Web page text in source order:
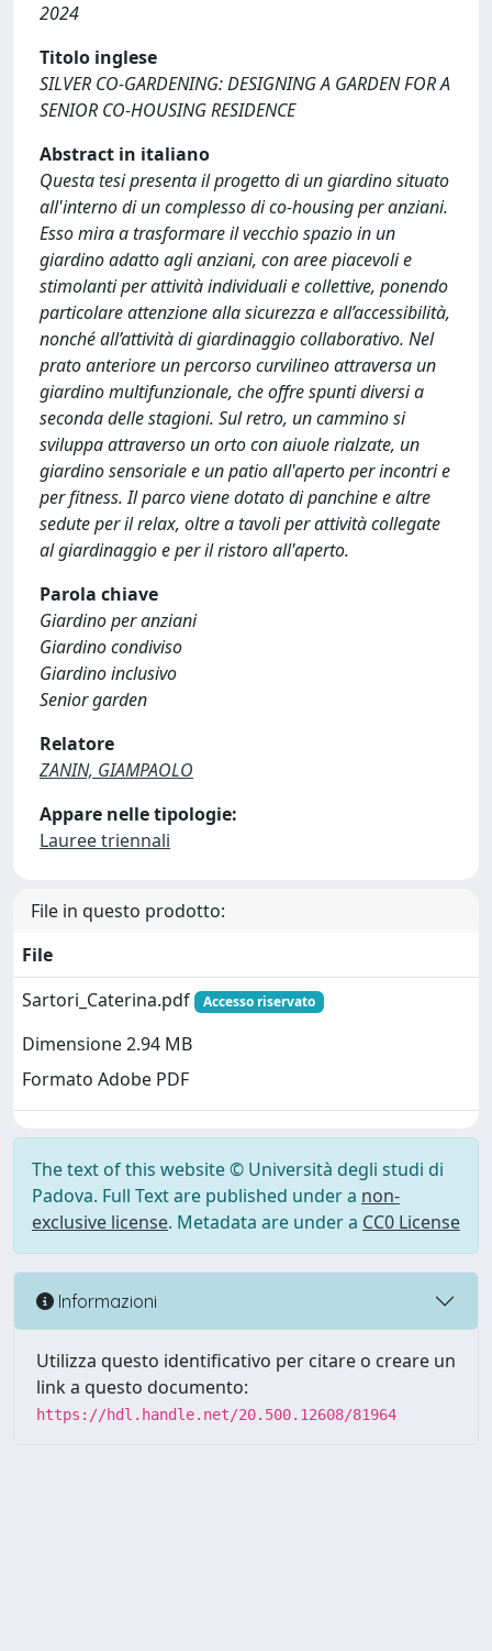
2024
Titolo inglese
SILVER CO-GARDENING: DESIGNING A GARDEN FOR A
SENIOR CO-HOUSING RESIDENCE
Abstract in italiano
Questa tesi presenta il progetto di un giardino situato
all'interno di un complesso di co-housing per anziani.
Esso mira a trasformare il vecchio spazio in un
giardino adatto agli anziani, con aree piacevoli e
stimolanti per attività individuali e collettive, ponendo
particolare attenzione alla sicurezza e all’accessibilità,
nonché all’attività di giardinaggio collaborativo. Nel
prato anteriore un percorso curvilineo attraversa un
giardino multifunzionale, che offre spunti diversi a
seconda delle stagioni. Sul retro, un cammino si
sviluppa attraverso un orto con aiuole rialzate, un
giardino sensoriale e un patio all'aperto per incontri e
per fitness. Il parco viene dotato di panchine e altre
sedute per il relax, oltre a tavoli per attività collegate
al giardinaggio e per il ristoro all'aperto.
Parola chiave
Giardino per anziani
Giardino condiviso
Giardino inclusivo
Senior garden
Relatore
ZANIN, GIAMPAOLO
Appare nelle tipologie:
Lauree triennali
File in questo prodotto:
File
Sartori_Caterina.pdf
Accesso riservato
Dimensione 2.94 MB
Formato Adobe PDF
The text of this website © Università degli studi di
Padova. Full Text are published under a non-
exclusive license. Metadata are under a CC0 License
Informazioni
Utilizza questo identificativo per citare o creare un
link a questo documento:
https://hdl.handle.net/20.500.12608/81964